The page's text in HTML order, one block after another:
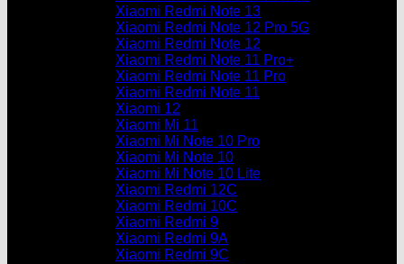
Xiaomi Redmi Note 13
Xiaomi Redmi Note 12 Pro 5G
Xiaomi Redmi Note 12
Xiaomi Redmi Note 11 Pro+
Xiaomi Redmi Note 11 Pro
Xiaomi Redmi Note 11
Xiaomi 12
Xiaomi Mi 11
Xiaomi Mi Note 10 Pro
Xiaomi Mi Note 10
Xiaomi Mi Note 10 Lite
Xiaomi Redmi 12C
Xiaomi Redmi 10C
Xiaomi Redmi 9
Xiaomi Redmi 9A
Xiaomi Redmi 9C